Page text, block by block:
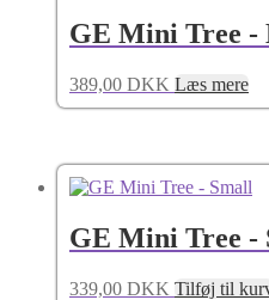
GE Mini Tree -
389,00 DKK Læs mere
GE Mini Tree -
339,00 DKK Tilføj til